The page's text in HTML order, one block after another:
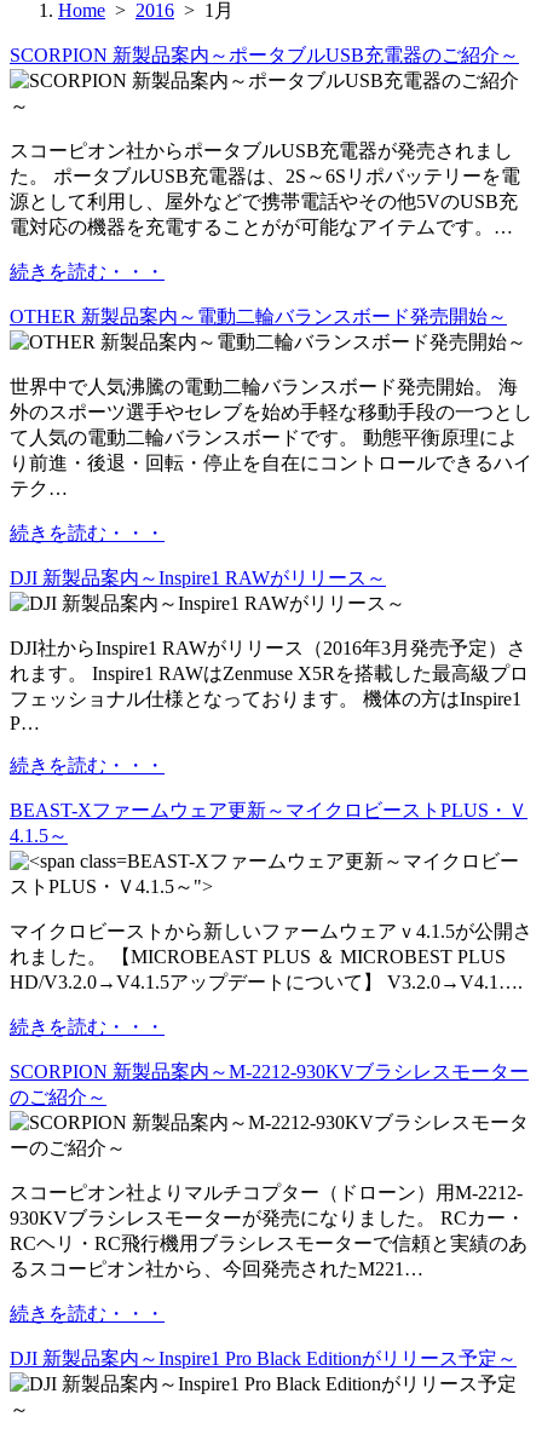
Home > 2016 > 1月
SCORPION 新製品案内～ポータブルUSB充電器のご紹介～
スコーピオン社からポータブルUSB充電器が発売されまし
た。 ポータブルUSB充電器は、2S～6Sリポバッテリーを電
源として利用し、屋外などで携帯電話やその他5VのUSB充
電対応の機器を充電することがが可能なアイテムです。…
続きを読む・・・
OTHER 新製品案内～電動二輪バランスボード発売開始～
世界中で人気沸騰の電動二輪バランスボード発売開始。 海
外のスポーツ選手やセレブを始め手軽な移動手段の一つとし
て人気の電動二輪バランスボードです。 動態平衡原理によ
り前進・後退・回転・停止を自在にコントロールできるハイ
テク…
続きを読む・・・
DJI 新製品案内～Inspire1 RAWがリリース～
DJI社からInspire1 RAWがリリース（2016年3月発売予定）さ
れます。 Inspire1 RAWはZenmuse X5Rを搭載した最高級プロ
フェッショナル仕様となっております。 機体の方はInspire1
P…
続きを読む・・・
BEAST-Xファームウェア更新～マイクロビーストPLUS・Ｖ
4.1.5～
BEAST-Xファームウェア更新～マイクロビー
ストPLUS・Ｖ4.1.5～">
マイクロビーストから新しいファームウェアｖ4.1.5が公開さ
れました。 【MICROBEAST PLUS ＆ MICROBEST PLUS
HD/V3.2.0→V4.1.5アップデートについて】 V3.2.0→V4.1….
続きを読む・・・
SCORPION 新製品案内～M-2212-930KVブラシレスモーター
のご紹介～
スコーピオン社よりマルチコプター（ドローン）用M-2212-
930KVブラシレスモーターが発売になりました。 RCカー・
RCヘリ・RC飛行機用ブラシレスモーターで信頼と実績のあ
るスコーピオン社から、今回発売されたM221…
続きを読む・・・
DJI 新製品案内～Inspire1 Pro Black Editionがリリース予定～